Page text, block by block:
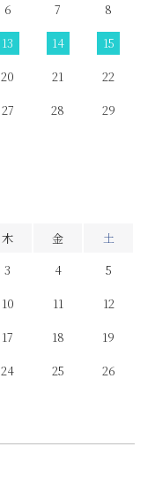
6 7
8
13 14
15
20 21
22
27 28
29
木 金
土
3 4
5
10 11
12
17 18
19
24 25
26